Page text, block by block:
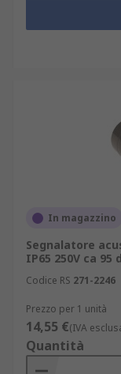
In magazzino
Segnalatore
IP65 250V ca 95
Codice RS 271-2246
Prezzo per 1 unità
14,55 €(IVA
Quantità